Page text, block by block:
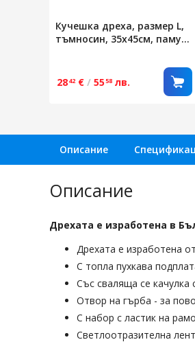
Кучешка дреха, размер L,
тъмносин, 35x45см, памук,
2842 € / 5558 лв.
Описание
Описание
Дрехата е изработена в
Дрехата е изработена
С топла пухкава
Със сваляща се качулка
Отвор на гърба - за
С набор с ластик на
Светлоотразителна